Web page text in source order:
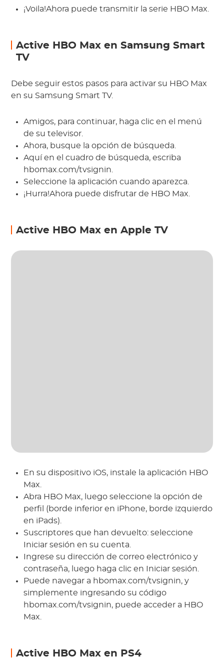
¡Voila!Ahora puede transmitir la serie HBO Max.
Active HBO Max en Samsung Smart
TV
Debe seguir estos pasos para activar su HBO Max
en su Samsung Smart TV.
Amigos, para continuar, haga clic en el menú
de su televisor.
Ahora, busque la opción de búsqueda.
Aquí en el cuadro de búsqueda, escriba
hbomax.com/tvsignin.
Seleccione la aplicación cuando aparezca.
¡Hurra!Ahora puede disfrutar de HBO Max.
Active HBO Max en Apple TV
En su dispositivo iOS, instale la aplicación HBO
Max.
Abra HBO Max, luego seleccione la opción de
perfil (borde inferior en iPhone, borde izquierdo
en iPads).
Suscriptores que han devuelto: seleccione
Iniciar sesión en su cuenta.
Ingrese su dirección de correo electrónico y
contraseña, luego haga clic en Iniciar sesión.
Puede navegar a hbomax.com/tvsignin, y
simplemente ingresando su código
hbomax.com/tvsignin, puede acceder a HBO
Max.
Active HBO Max en PS4